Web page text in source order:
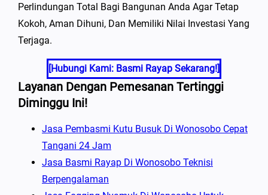
Perlindungan Total Bagi Bangunan Anda Agar Tetap
Kokoh, Aman Dihuni, Dan Memiliki Nilai Investasi Yang
Terjaga.
[Hubungi Kami: Basmi Rayap Sekarang!]
Layanan Dengan Pemesanan Tertinggi
Diminggu Ini!
Jasa Pembasmi Kutu Busuk Di Wonosobo Cepat
Tangani 24 Jam
Jasa Basmi Rayap Di Wonosobo Teknisi
Berpengalaman